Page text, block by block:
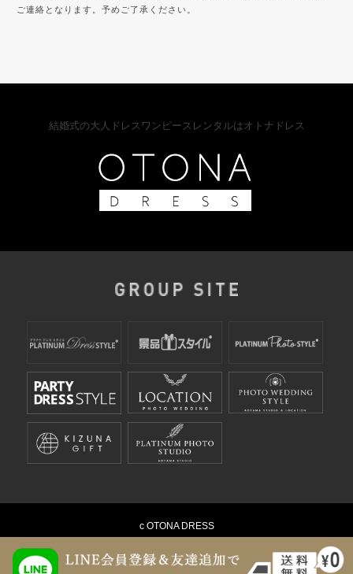
ご連絡となります。予めご了承ください。
結婚式の大人ドレスワンピースレンタルはオトナドレス
c OTONA DRESS